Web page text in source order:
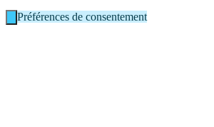
Préférences de consentement